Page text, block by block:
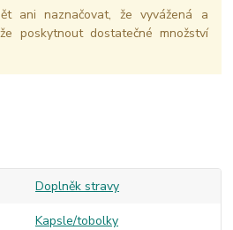
ani naznačovat, že vyvážená a
poskytnout dostatečné množství
Doplněk stravy
Kapsle/tobolky